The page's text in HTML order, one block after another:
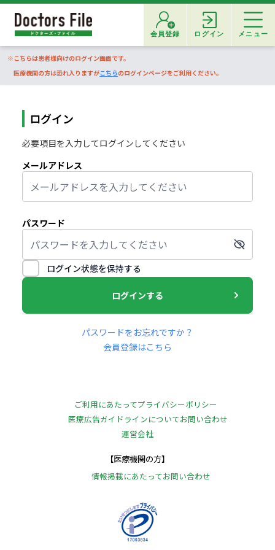
会員登録 ログイン メニュー
※こちらは患者様向けのログイン画面です。
医療機関の方は恐れ入りますがこちらのログインページをご利用ください。
ログイン
必要項目を入力してログインしてください
メールアドレス
パスワード
ログイン状態を保持する
ログインする
パスワードをお忘れですか？
会員登録はこちら
ご利用にあたってプライバシーポリシー
医療広告ガイドラインについてお問い合わせ
運営会社
【医療機関の方】
情報掲載にあたってお問い合わせ